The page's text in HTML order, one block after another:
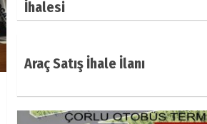
İhalesi
Araç Satış İhale İlanı